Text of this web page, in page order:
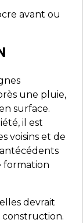
avant ou
une pluie,
surface.
il est
voisins et de
formation
devrait
construction.